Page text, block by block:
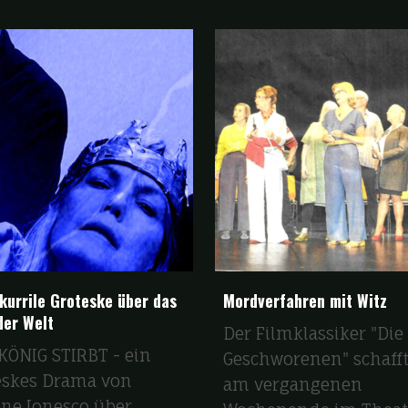
Groteske über das
Welt
STIRBT - ein
Drama von
Mordverfahren mit Witz
Der Filmklassiker "Die
Geschworenen"
am vergangenen